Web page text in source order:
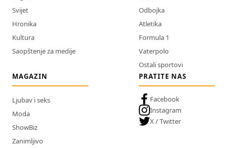
Svijet
Hronika
Kultura
Saopštenje za medije
Odbojka
Atletika
Formula 1
Vaterpolo
Ostali sportovi
MAGAZIN
Ljubav i seks
Moda
ShowBiz
Zanimljivo
PRATITE NAS
Facebook
Instagram
X / Twitter